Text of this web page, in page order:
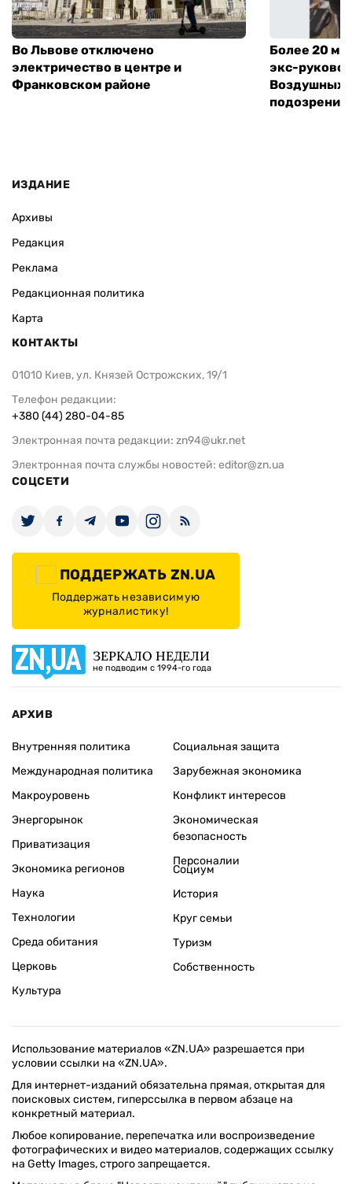
Во Львове отключено
электричество в центре и
Франковском районе
Более 20
экс-
Воздушных
подозрение
ИЗДАНИЕ
Архивы
Редакция
Реклама
Редакционная политика
Карта
КОНТАКТЫ
01010 Киев, ул. Князей Острожских, 19/1
Телефон редакции:
+380 (44) 280-04-85
Электронная почта редакции: zn94@ukr.net
Электронная почта службы новостей: editor@zn.ua
СОЦСЕТИ
ПОДДЕРЖАТЬ ZN.UA
Поддержать независимую
журналистику!
ЗЕРКАЛО НЕДЕЛИ
не подводим с 1994-го года
АРХИВ
Внутренняя политика
Международная политика
Макроуровень
Энергорынок
Приватизация
Экономика регионов
Социальная защита
Зарубежная экономика
Конфликт интересов
Экономическая
безопасность
Персоналии
Наука
Технологии
Среда обитания
Церковь
Культура
Социум
История
Круг семьи
Туризм
Собственность
Использование материалов «ZN.UA» разрешается при
условии ссылки на «ZN.UA».
Для интернет-изданий обязательна прямая, открытая для
поисковых систем, гиперссылка в первом абзаце на
конкретный материал.
Любое копирование, перепечатка или воспроизведение
фотографических и видео материалов, содержащих ссылку
на Getty Images, строго запрещается.